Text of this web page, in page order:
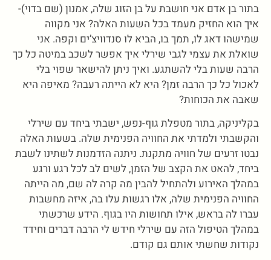
בתור בן אדם אני חושבת על בן הזוג שלה, אמנון (שם בדוי)-
איך הוא החזיק מעמד בכל השעות האלה? אני מקווה
שמישהו דאג לו, תמך בו, הביא לו סנדוויצ’ים וקפה. אני
שואלת את עצמי לגבי שירלי איך אפשר לשכב במיטה כל כך
הרבה שעות בלי להשתגע. ואיך ניתן להישאר שפוי בלי
לאכול כל כך הרבה זמן? היא לא הייתה רעבה? מאיפה היא
שאבה את הכוחות?
בקליניקה, בתור מטפלת גוף-נפש, ישבתי ביחד עם שירלי
והקשבתי ולמדתי את החוויה הפנימית שלה. בשעות האלה
נבטו זרעים של חוויה מתקנת. ניתנה הזדמנות לשתינו לשבת
ביחד, להאט את הקצב של הזמן, לשים לב לכל רגע ורגע
במהלך האירוע ולהתחיל להבין מה קרה לה שם, מה הייתה
החוויה הפנימית שלה, אלו רגשות עלו בה, איזה מחשבות
עברו לה בראש, אילו תחושות היו בגוף. הידע שרכשתי
במהלך הטיפול הזה עם שירלי חידש לי הרבה דברים וחידד
נקודות שחשתי אותם גם קודם.